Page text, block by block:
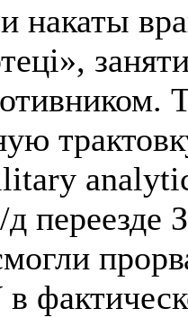
накаты
переезде